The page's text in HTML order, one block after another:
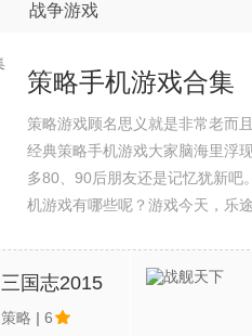
战争游戏
策略手机游戏合集
策略游戏顾名思义就是非常老而
经典策略手机游戏大家脑海里浮
多80、90后朋友还是记忆犹新吧
机游戏有哪些呢？游戏今天，乐
三国志2015
策略 | 6